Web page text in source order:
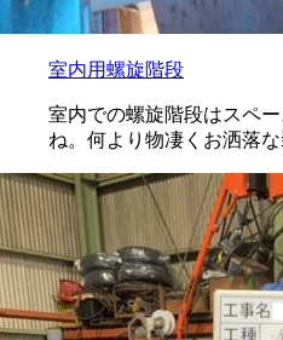
室内用螺旋階段
室内での螺旋階段はスペ
ね。何より物凄くお洒落